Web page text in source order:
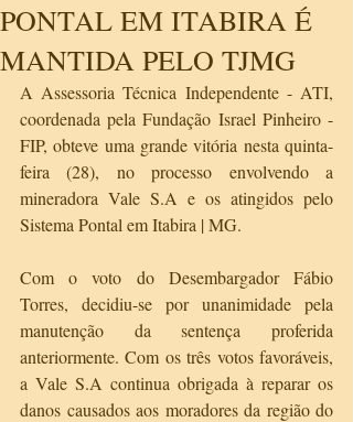
PONTAL EM ITABIRA É
MANTIDA PELO TJMG
A Assessoria Técnica Independente - ATI,
coordenada pela Fundação Israel Pinheiro -
FIP, obteve uma grande vitória nesta quinta-
feira (28), no processo envolvendo a
mineradora Vale S.A e os atingidos pelo
Sistema Pontal em Itabira | MG.
Com o voto do Desembargador Fábio
Torres, decidiu-se por unanimidade pela
manutenção da sentença proferida
anteriormente. Com os três votos favoráveis,
a Vale S.A continua obrigada à reparar os
danos causados aos moradores da região do